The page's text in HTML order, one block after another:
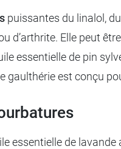
puissantes du linalol,
d’arthrite. Elle peut
essentielle de pin
gaulthérie est conçu
essentielle de lavande